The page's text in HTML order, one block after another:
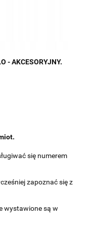
- AKCESORYJNY.
się numerem
zapoznać się z
wystawione są w